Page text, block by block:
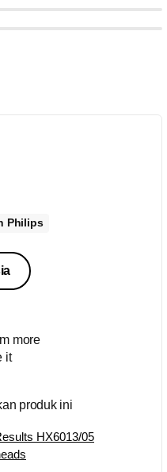
Philips
more
it
produk ini
HX6013/05